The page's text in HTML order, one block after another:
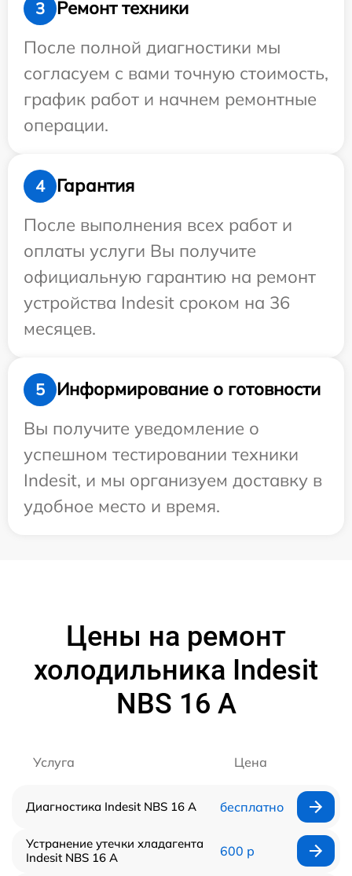
3
Ремонт техники
После полной диагностики мы
согласуем с вами точную стоимость,
график работ и начнем ремонтные
операции.
4
Гарантия
После выполнения всех работ и
оплаты услуги Вы получите
официальную гарантию на ремонт
устройства Indesit сроком на 36
месяцев.
5
Информирование о готовности
Вы получите уведомление о
успешном тестировании техники
Indesit, и мы организуем доставку в
удобное место и время.
Цены на ремонт
холодильника Indesit
NBS 16 A
Услуга Цена
Диагностика Indesit NBS 16 A бесплатно
Устранение утечки хладагента
Indesit NBS 16 A
600 р